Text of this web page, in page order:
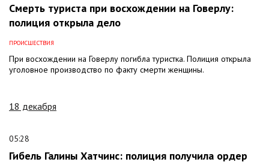
Смерть туриста при восхождении на Говерлу:
полиция открыла дело
ПРОИСШЕСТВИЯ
При восхождении на Говерлу погибла туристка. Полиция открыла
уголовное производство по факту смерти женщины.
18 декабря
05:28
Гибель Галины Хатчинс: полиция получила ордер